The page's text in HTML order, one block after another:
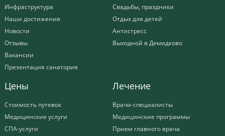
Инфраструктура
Наши достижения
Новости
Отзывы
Вакансии
Презентация санатория
Свадьбы, праздники
Отдых для детей
Антистресс
Выходной в Демидково
Цены
Стоимость путевок
Медицинские услуги
СПА-услуги
Лечение
Врачи-специалисты
Медицинские программы
Прием главного врача